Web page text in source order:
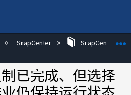
次SnapCenter SnapCenter知
已完成、但选择